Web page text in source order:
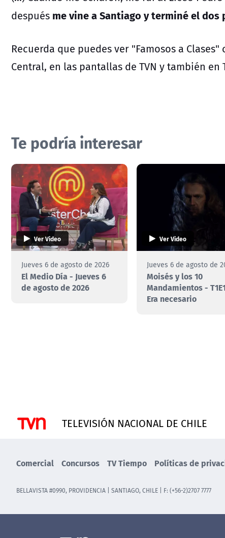
después me vine a Santiago y terminé el dos
Recuerda que puedes ver "Famosos a
Central, en las pantallas de TVN y también en
Te podría interesar
Ver Video
Jueves 6 de agosto de 2026
El Medio Día - Jueves 6
de agosto de 2026
Ver Video
Jueves 6 de agosto de
Moisés y los 10
Mandamientos -
Era necesario
TELEVISIÓN NACIONAL DE CHILE
Comercial Concursos TV Tiempo Políticas de
BELLAVISTA #0990, PROVIDENCIA | SANTIAGO, CHILE | F: (+56-2)2707 7777